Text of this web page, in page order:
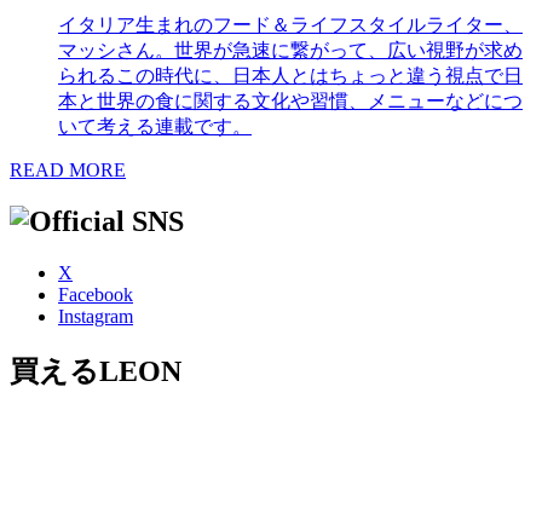
イタリア生まれのフード＆ライフスタイルライター、
マッシさん。世界が急速に繋がって、広い視野が求め
られるこの時代に、日本人とはちょっと違う視点で日
本と世界の食に関する文化や習慣、メニューなどにつ
いて考える連載です。
READ MORE
X
Facebook
Instagram
買えるLEON